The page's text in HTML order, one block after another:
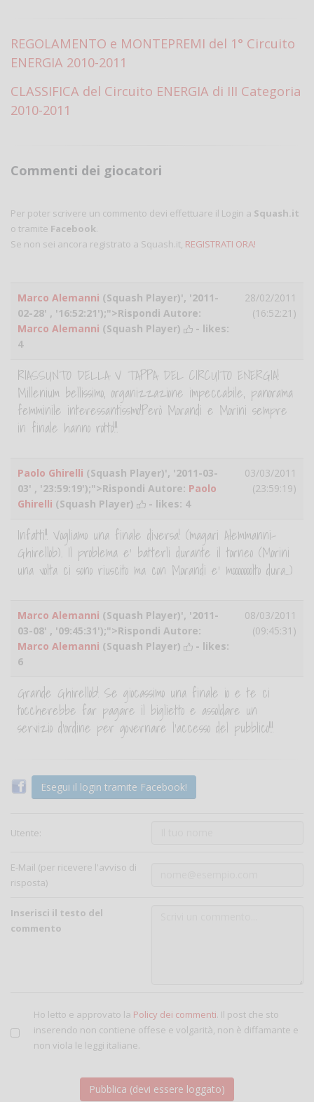
REGOLAMENTO e MONTEPREMI del 1° Circuito
ENERGIA 2010-2011
CLASSIFICA del Circuito ENERGIA di III Categoria
2010-2011
Commenti dei giocatori
Per poter scrivere un commento devi effettuare il Login a Squash.it
o tramite Facebook.
Se non sei ancora registrato a Squash.it, REGISTRATI ORA!
Marco Alemanni (Squash Player)', '2011-
02-28' , '16:52:21');">Rispondi Autore:
Marco Alemanni (Squash Player)
- likes:
4
28/02/2011
(16:52:21)
RIASSUNTO DELLA V TAPPA DEL CIRCUITO ENERGIA!
Millenium bellissimo, organizzazione impeccabile, panorama
femminile interessantissmo!Però Morandi e Morini sempre
in finale hanno rotto!!!
Paolo Ghirelli (Squash Player)', '2011-03-
03' , '23:59:19');">Rispondi Autore: Paolo
Ghirelli (Squash Player) - likes: 4
03/03/2011
(23:59:19)
Infatti!! Vogliamo una finale diversa! (magari Alemmanni-
Ghirellob). Il problema e' batterli durante il torneo (Morini
una volta ci sono riuscito ma con Morandi e' mooooooolto dura...)
Marco Alemanni (Squash Player)', '2011-
03-08' , '09:45:31');">Rispondi Autore:
Marco Alemanni (Squash Player)
- likes:
6
08/03/2011
(09:45:31)
Grande Ghirellob! Se giocassimo una finale io e te ci
toccherebbe far pagare il biglietto e assoldare un
servizio d'ordine per governare l'accesso del pubblico!!!
Esegui il login tramite Facebook!
Utente:
E-Mail (per ricevere l'avviso di
risposta)
Inserisci il testo del
commento
Ho letto e approvato la Policy dei commenti. Il post che sto
inserendo non contiene offese e volgarità, non è diffamante e
non viola le leggi italiane.